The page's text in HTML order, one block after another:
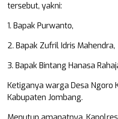
tersebut, yakni:
1. Bapak Purwanto,
2. Bapak Zufril Idris Mahendra,
3. Bapak Bintang Hanasa
Ketiganya warga Desa Ngoro
Kabupaten Jombang.